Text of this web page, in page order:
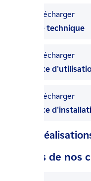
Télécharger
la fiche technique
Télécharger
la notice
Télécharger
la notice
Avis /
Les avis de nos